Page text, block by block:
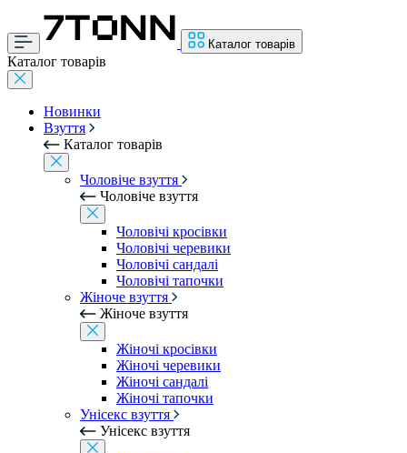
Каталог товарів
Каталог товарів
Новинки
Взуття
Каталог товарів
Чоловіче взуття
Чоловіче взуття
Чоловічі кросівки
Чоловічі черевики
Чоловічі сандалі
Чоловічі тапочки
Жіноче взуття
Жіноче взуття
Жіночі кросівки
Жіночі черевики
Жіночі сандалі
Жіночі тапочки
Унісекс взуття
Унісекс взуття